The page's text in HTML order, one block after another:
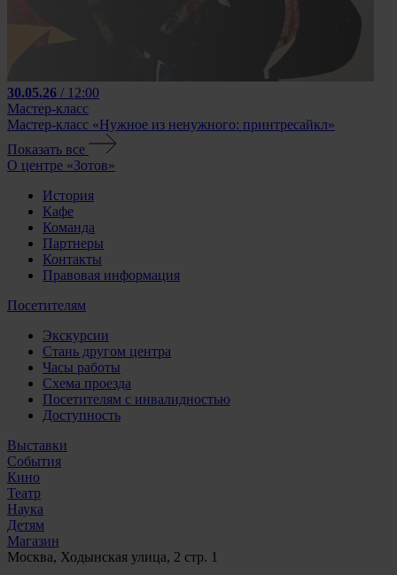
30.05.26 / 12:00
Мастер-класс
Мастер-класс «Нужное из ненужного: принтресайкл»
Показать все
О центре «Зотов»
История
Кафе
Команда
Партнеры
Контакты
Правовая информация
Посетителям
Экскурсии
Стань другом центра
Часы работы
Схема проезда
Посетителям с инвалидностью
Доступность
Выставки
События
Кино
Театр
Наука
Детям
Магазин
Москва, Ходынская улица, 2 стр. 1